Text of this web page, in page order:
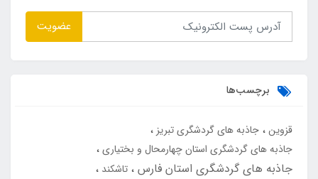
عضویت
برچسب‌ها
قزوین جاذبه های گردشگری تبریز
جاذبه های گردشگری استان چهارمحال و بختیاری
جاذبه های گردشگری استان فارس
تاشکند